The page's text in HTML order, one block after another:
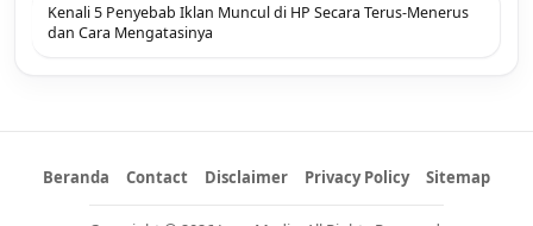
Kenali 5 Penyebab Iklan Muncul di HP Secara Terus-Menerus
dan Cara Mengatasinya
Beranda Contact Disclaimer Privacy Policy Sitemap